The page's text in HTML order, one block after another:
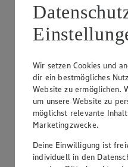
Angebot:
1.79
Festpreis
weiß oder braun,
(1kg=7.16)
Wir setzen Cookies und
dir ein bestmögliches
Website zu ermöglichen.
um unsere Website zu
möglichst relevante
Marketingzwecke.
Deine Einwilligung ist
individuell in den